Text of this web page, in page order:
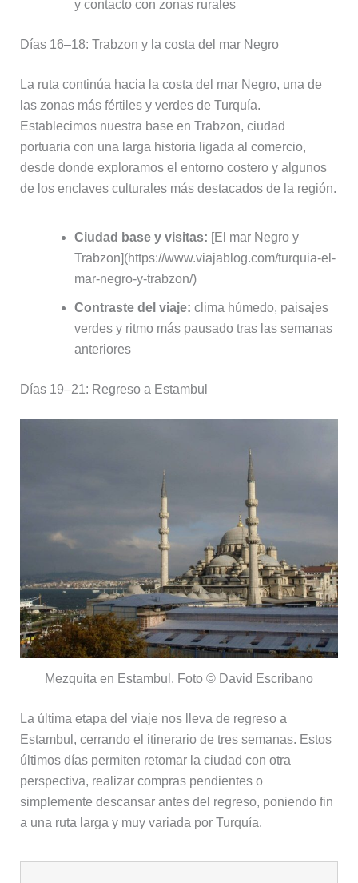
y contacto con zonas rurales
Días 16–18: Trabzon y la costa del mar Negro
La ruta continúa hacia la costa del mar Negro, una de
las zonas más fértiles y verdes de Turquía.
Establecimos nuestra base en Trabzon, ciudad
portuaria con una larga historia ligada al comercio,
desde donde exploramos el entorno costero y algunos
de los enclaves culturales más destacados de la región.
Ciudad base y visitas: [El mar Negro y
Trabzon](https://www.viajablog.com/turquia-el-
mar-negro-y-trabzon/)
Contraste del viaje: clima húmedo, paisajes
verdes y ritmo más pausado tras las semanas
anteriores
Días 19–21: Regreso a Estambul
Mezquita en Estambul. Foto © David Escribano
La última etapa del viaje nos lleva de regreso a
Estambul, cerrando el itinerario de tres semanas. Estos
últimos días permiten retomar la ciudad con otra
perspectiva, realizar compras pendientes o
simplemente descansar antes del regreso, poniendo fin
a una ruta larga y muy variada por Turquía.